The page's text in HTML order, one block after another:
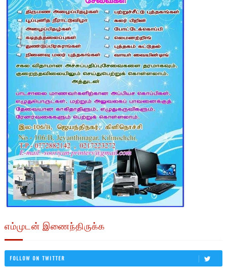
எம்முடன் இணைந்திருக்க
FOLLOW ON TWITTER